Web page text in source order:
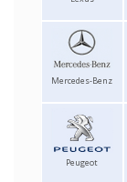
Mercedes-Benz
Peugeot